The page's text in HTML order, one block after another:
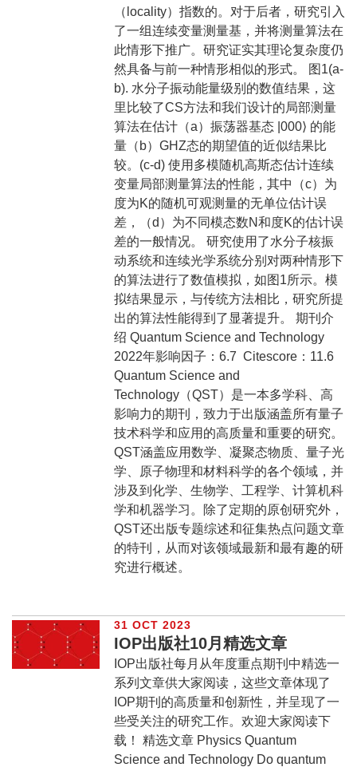
（locality）指数的。对于后者，研究引入
了一组连续变量测量基，并将测量算法在
此情形下推广。研究证实其理论复杂度仍
然具备与前一种情形相似的形式。 图1(a-
b). 水分子振动能量级别的数值结果，这
里比较了CS方法和我们设计的局部测量
算法在估计（a）振荡器基态 |000⟩ 的能
量（b）GHZ态的期望值的近似结果比
较。(c-d) 使用多模随机高斯态估计连续
变量局部测量算法的性能，其中（c）为
度为K的随机可观测量的无单位估计误
差，（d）为不同模态数N和度K的估计误
差的一般情况。 研究使用了水分子核振
动系统和连续光学系统分别对两种情形下
的算法进行了数值模拟，如图1所示。模
拟结果显示，与传统方法相比，研究所提
出的算法性能得到了显著提升。 期刊介
绍 Quantum Science and Technology
2022年影响因子：6.7 Citescore：11.6
Quantum Science and
Technology（QST）是一本多学科、高
影响力的期刊，致力于出版涵盖所有量子
技术科学和应用的高质量和重要的研究。
QST涵盖应用数学、凝聚态物质、量子光
学、原子物理和材料科学的各个领域，并
涉及到化学、生物学、工程学、计算机科
学和机器学习。除了定期的原创研究外，
QST还出版专题综述和征集热点问题文章
的特刊，从而对该领域最新和最有趣的研
究进行概述。
31 OCT 2023
IOP出版社10月精选文章
IOP出版社每月从年度重点期刊中精选一
系列文章供大家阅读，这些文章体现了
IOP期刊的高质量和创新性，并呈现了一
些受关注的研究工作。欢迎大家阅读下
载！ 精选文章 Physics Quantum
Science and Technology Do quantum